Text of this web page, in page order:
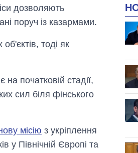
дозволяють
поруч із казармами.
тоді як
початковій стадії,
сил біля фінського
місію з укріплення
у Північній Європі та